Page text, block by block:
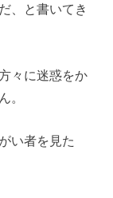
、と書いてき
々に迷惑をか
。
い者を見た